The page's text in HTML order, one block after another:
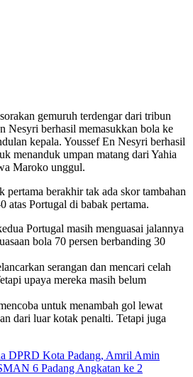
gemuruh terdengar dari tribun
Nesyri berhasil memasukkan bola ke
kepala. Youssef En Nesyri berhasil
menanduk umpan matang dari Yahia
Maroko unggul.
pertama berakhir tak ada skor tambahan
atas Portugal di babak pertama.
Portugal masih menguasai jalannya
bola 70 persen berbanding 30
serangan dan mencari celah
upaya mereka masih belum
untuk menambah gol lewat
dari luar kotak penalti. Tetapi juga
DPRD Kota Padang, Amril Amin
6 Padang Angkatan ke 2